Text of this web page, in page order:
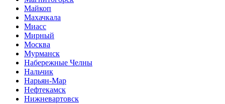
Майкоп
Махачкала
Миасс
Мирный
Москва
Мурманск
Набережные Челны
Нальчик
Нарьян-Мар
Нефтекамск
Нижневартовск